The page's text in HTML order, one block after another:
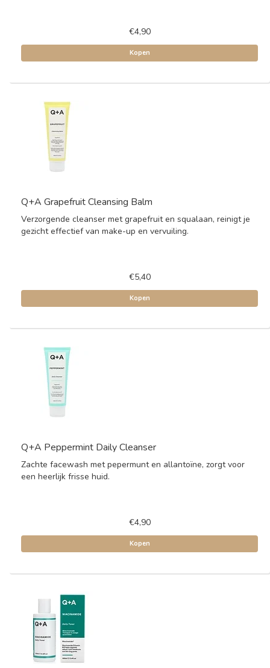
€4,90
Kopen
Q+A Grapefruit Cleansing Balm
Verzorgende cleanser met grapefruit en squalaan, reinigt je
gezicht effectief van make-up en vervuiling.
€5,40
Kopen
Q+A Peppermint Daily Cleanser
Zachte facewash met pepermunt en allantoïne, zorgt voor
een heerlijk frisse huid.
€4,90
Kopen